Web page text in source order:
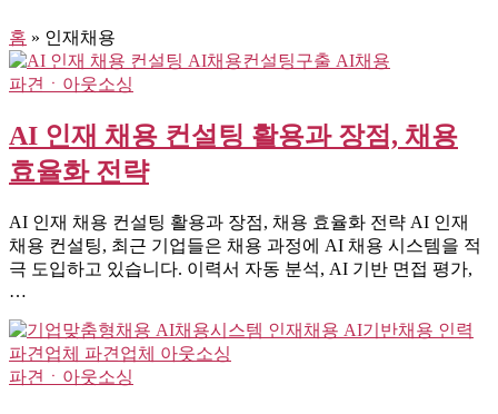
홈 » 인재채용
파견ㆍ아웃소싱
AI 인재 채용 컨설팅 활용과 장점, 채용
효율화 전략
AI 인재 채용 컨설팅 활용과 장점, 채용 효율화 전략 AI 인재
채용 컨설팅, 최근 기업들은 채용 과정에 AI 채용 시스템을 적
극 도입하고 있습니다. 이력서 자동 분석, AI 기반 면접 평가,
…
파견ㆍ아웃소싱